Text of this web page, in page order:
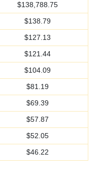
$138,788.75
$138.79
$127.13
$121.44
$104.09
$81.19
$69.39
$57.87
$52.05
$46.22